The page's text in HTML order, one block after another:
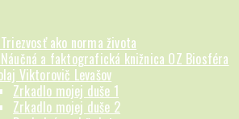
ako norma života
a faktografická knižnica OZ Biosféra
Viktorovič Levašov
Zrkadlo mojej duše 1
Zrkadlo mojej duše 2